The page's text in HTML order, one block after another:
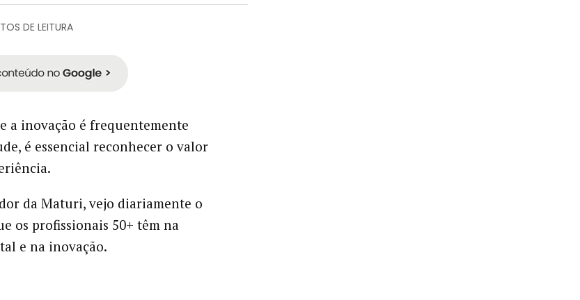
DE LEITURA
a inovação é frequentemente
é essencial reconhecer o valor
da Maturi, vejo diariamente o
os profissionais 50+ têm na
e na inovação.